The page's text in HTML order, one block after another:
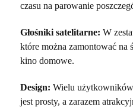
czasu na parowanie
Głośniki satelitarne: W
które można zamontować na
kino domowe.
Design: Wielu
jest prosty, a zarazem